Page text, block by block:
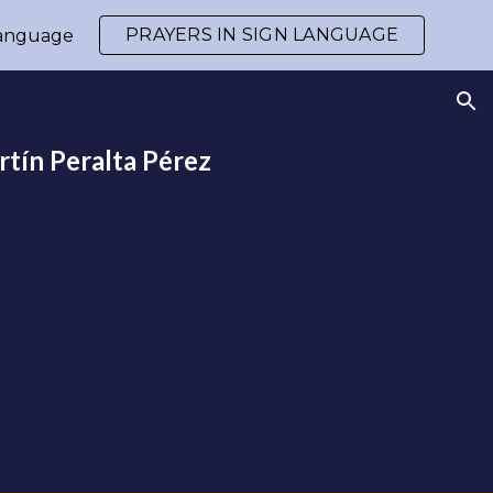
PRAYERS IN SIGN LANGUAGE
Peralta Pérez